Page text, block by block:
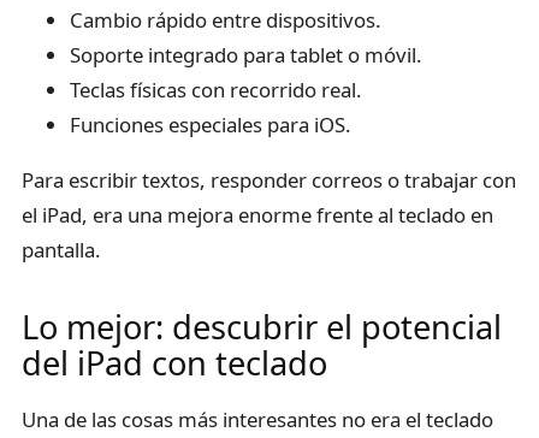
Cambio rápido entre dispositivos.
Soporte integrado para tablet o móvil.
Teclas físicas con recorrido real.
Funciones especiales para iOS.
Para escribir textos, responder correos o trabajar con
el iPad, era una mejora enorme frente al teclado en
pantalla.
Lo mejor: descubrir el potencial
del iPad con teclado
Una de las cosas más interesantes no era el teclado